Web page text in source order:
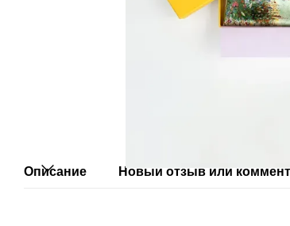
Описание Новый отзыв или